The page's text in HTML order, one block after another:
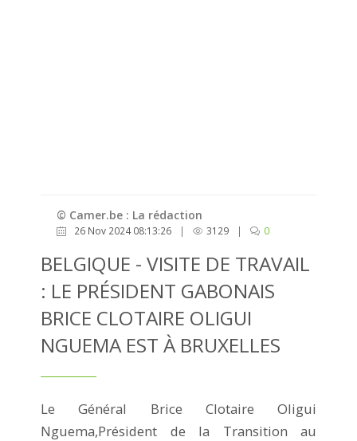
© Camer.be : La rédaction
26 Nov 2024 08:13:26 | 3129 | 0
BELGIQUE - VISITE DE TRAVAIL
: LE PRÉSIDENT GABONAIS
BRICE CLOTAIRE OLIGUI
NGUEMA EST À BRUXELLES
Le Général Brice Clotaire Oligui
Nguema,Président de la Transition au